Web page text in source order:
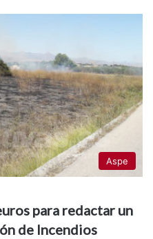
Aspe
para redactar un
de Incendios